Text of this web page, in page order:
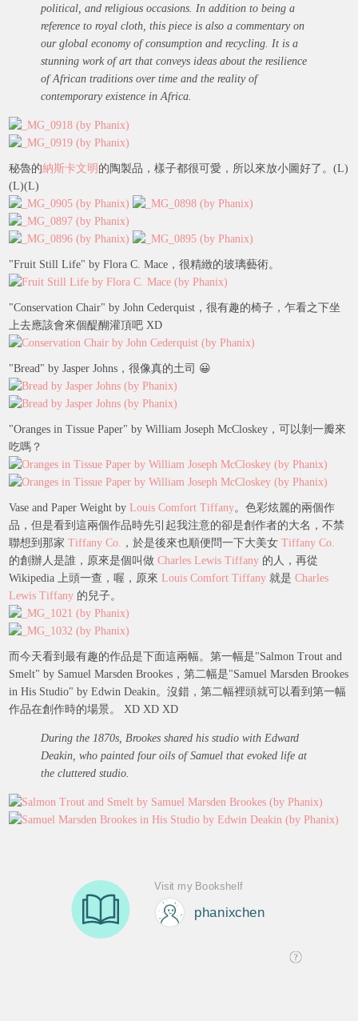
political, and religious occasions. In addition to being a
reference to royal cloth, this piece is also a commentary on
our global economy of consumption and recycling. It is a
stunning work of art that conveys ideas about the resilience
of African traditions over time and the reality of
contemporary existence in Africa.
秘魯的納斯卡文明 的陶製品，樣子都很可愛，所以來放小圖好了。(L)
(L)(L)
"Fruit Still Life" by Flora C. Mace，很精緻的玻璃藝術。
"Conservation Chair" by John Cederquist，很有趣的椅子，乍看之下坐
上去應該會來個醍醐灌頂吧 XD
"Bread" by Jasper Johns，很像真的土司 😀
"Oranges in Tissue Paper" by William Joseph McCloskey，可以剝一瓣來
吃嗎？
Vase and Paper Weight byLouis Comfort Tiffany。色彩炫麗的兩個作
品，但是看到這兩個作品時先引起我注意的卻是創作者的大名，不禁
聯想到那家Tiffany Co. ，於是後來也順便問一下大美女Tiffany Co.
的創辦人是誰，原來是個叫做Charles Lewis Tiffany 的人，再從
Wikipedia 上頭一查，喔，原來Louis Comfort Tiffany 就是Charles
Lewis Tiffany 的兒子。
而今天看到最有趣的作品是下面這兩幅。第一幅是"Salmon Trout and
Smelt" by Samuel Marsden Brookes，第二幅是"Samuel Marsden Brookes
in His Studio" by Edwin Deakin。沒錯，第二幅裡頭就可以看到第一幅
作品在創作時的場景。 XD XD XD
During the 1870s, Brookes shared his studio with Edward
Deakin, who painted four oils of Samuel that evoked life at
the cluttered studio.